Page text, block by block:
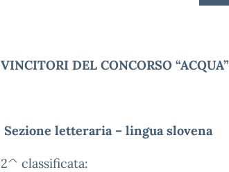
VINCITORI DEL CONCORSO “ACQUA”
Sezione letteraria – lingua slovena
2^ classificata: